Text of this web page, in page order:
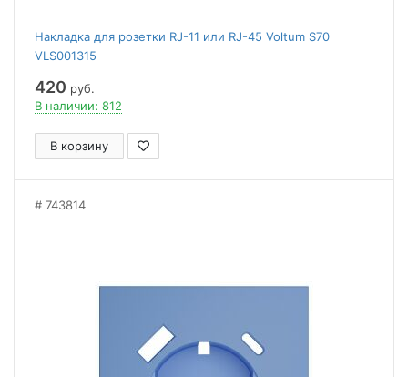
Накладка для розетки RJ-11 или RJ-45 Voltum S70
VLS001315
420 руб.
В наличии: 812
В корзину
743814